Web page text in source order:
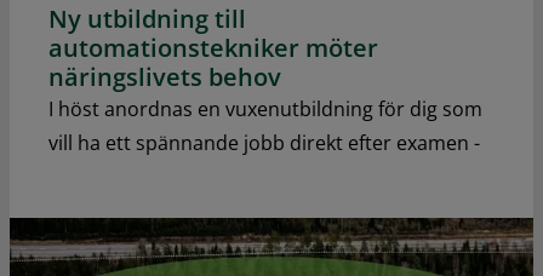
Ny utbildning till
automationstekniker möter
näringslivets behov
I höst anordnas en vuxenutbildning för dig som
vill ha ett spännande jobb direkt efter examen -